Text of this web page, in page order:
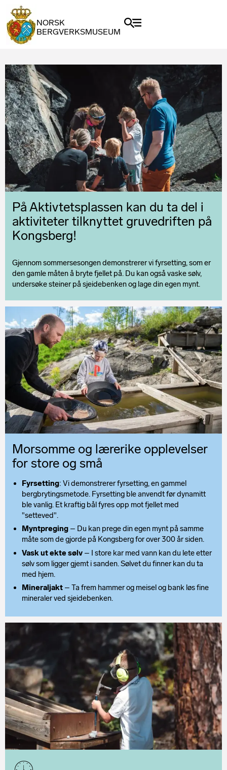
NORSK
BERGVERKSMUSEUM
På Aktivtetsplassen kan du ta del i
aktiviteter tilknyttet gruvedriften på
Kongsberg!
Gjennom sommersesongen demonstrerer vi fyrsetting, som er
den gamle måten å bryte fjellet på. Du kan også vaske sølv,
undersøke steiner på sjeidebenken og lage din egen mynt.
Morsomme og lærerike opplevelser
for store og små
Fyrsetting: Vi demonstrerer fyrsetting, en gammel
bergbrytingsmetode. Fyrsetting ble anvendt før dynamitt
ble vanlig. Et kraftig bål fyres opp mot fjellet med
"setteved".
Myntpreging– Du kan prege din egen mynt på samme
måte som de gjorde på Kongsberg for over 300 år siden.
Vask ut ekte sølv– I store kar med vann kan du lete etter
sølv som ligger gjemt i sanden. Sølvet du finner kan du ta
med hjem.
Mineraljakt– Ta frem hammer og meisel og bank løs fine
mineraler ved sjeidebenken.